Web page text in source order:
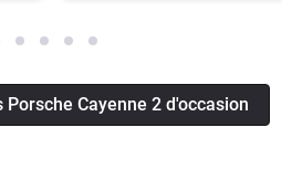
Cayenne 2 d'occasion